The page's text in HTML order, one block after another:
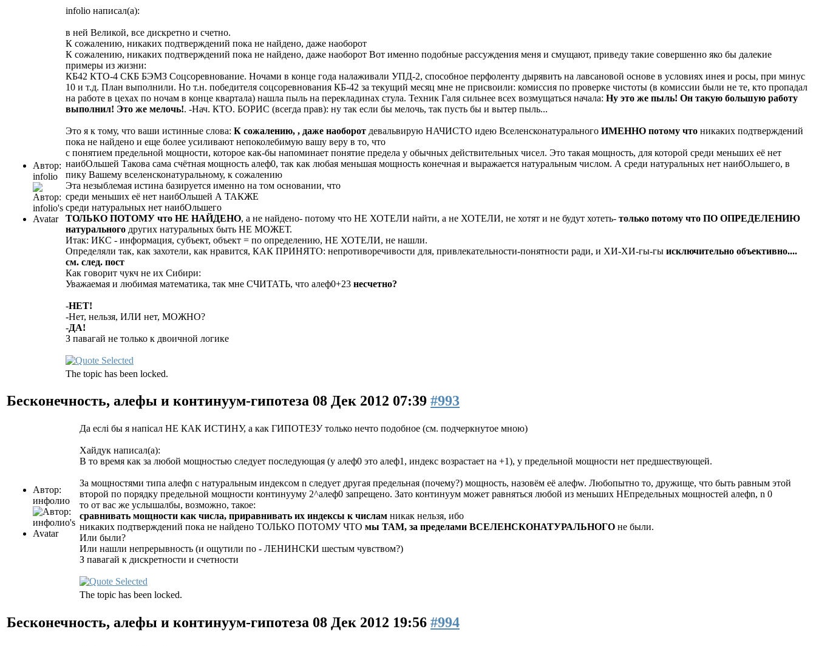
Автор:
infolio
infolio написал(а):
в ней Великой, все дискретно и счетно.
К сожалению, никаких подтверждений пока не найдено, даже наоборот
К сожалению, никаких подтверждений пока не найдено, даже наоборот Вот именно подобные рассуждения меня и смущают, приведу такие совершенно яко бы далекие
примеры из жизни:
КБ42 КТО-4 СКБ БЭМЗ Соцсоревнование. Ночами в конце года налаживали УПД-2, способное перфоленту дырявить на лавсановой основе в условиях инея и росы, при минус
10 и т.д. План выполнили. Но т.н. победителя соцсоревнования КБ-42 за текущий месяц мне не присвоили: комиссия по проверке чистоты (в комиссии были не те, кто пропадал
на работе в цехах по ночам в конце квартала) нашла пыль на перекладинах стула. Техник Галя сильнее всех возмущаться начала: Ну это же пыль! Он такую большую работу
выполнил! Это же мелочь!. -Нач. КТО. БОРИС (всегда прав): ну так если бы мелочь, так пусть бы и вытер пыль...
Это я к тому, что ваши истинные слова: К сожалению, , даже наоборот девальвирую НАЧИСТО идею Вселенсконатурального ИМЕННО потому что никаких подтверждений
пока не найдено и еще более усиливают непоколебимую вашу веру в то, что
с понятием предельной мощности, которое как-бы напоминает понятие предела у обычных действительных чисел. Это такая мощность, для которой среди меньших её нет
наибОльшей Такова сама счётная мощность алеф0, так как любая меньшая мощность конечная и выражается натуральным числом. А среди натуральных нет наибОльшего, в
пику Вашему вселенсконатуральному, к сожалению
Эта незыблемая истина базируется именно на том основании, что
среди меньших её нет наибОльшей А ТАКЖЕ
среди натуральных нет наибОльшего
ТОЛЬКО ПОТОМУ что НЕ НАЙДЕНО, а не найдено- потому что НЕ ХОТЕЛИ найти, а не ХОТЕЛИ, не хотят и не будут хотеть- только потому что ПО ОПРЕДЕЛЕНИЮ
натурального других натуральных быть НЕ МОЖЕТ.
Итак: ИКС - информация, субъект, объект = по определению, НЕ ХОТЕЛИ, не нашли.
Определяли так, как захотели, как нравится, КАК ПРИНЯТО: непротиворечивости для, привлекательности-понятности ради, и ХИ-ХИ-гы-гы исключительно объективно....
см. след. пост
Как говорит чукч не их Сибири:
Уважаемая и любимая математика, так мне СЧИТАТЬ, что алеф0+23 несчетно?
-НЕТ!
-Нет, нельзя, ИЛИ нет, МОЖНО?
-ДА!
З павагай не только к двоичной логике
The topic has been locked.
Бесконечность, алефы и континуум-гипотеза 08 Дек 2012 07:39 #993
Автор:
инфолио
Да еслі бы я напісал НЕ КАК ИСТИНУ, а как ГИПОТЕЗУ только нечто подобное (см. подчеркнутое мною)
Хайдук написал(а):
В то время как за любой мощностью следует последующая (у алеф0 это алеф1, индекс возрастает на +1), у предельной мощности нет предшествующей.
За мощностями типа алефn с натуральным индексом n следует другая предельная (почему?) мощность, назовём её алефw. Любопытно то, дружище, что быть равным этой
второй по порядку предельной мощности континууму 2^алеф0 запрещено. Зато континуум может равняться любой из меньших НЕпредельных мощностей алефn, n 0
то от вас же услышалбы, возможно, такое:
сравнивать мощности как числа, приравнивать их индексы к числам никак нельзя, ибо
никаких подтверждений пока не найдено ТОЛЬКО ПОТОМУ ЧТО мы ТАМ, за пределами ВСЕЛЕНСКОНАТУРАЛЬНОГО не были.
Или были?
Или нашли непрерывность (и ощутили по - ЛЕНИНСКИ шестым чувством?)
З павагай к дискретности и счетности
The topic has been locked.
Бесконечность, алефы и континуум-гипотеза 08 Дек 2012 19:56 #994